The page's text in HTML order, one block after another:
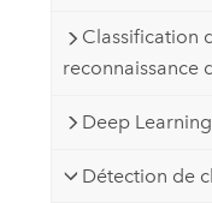
Créer
Classification
reconnaissance
Deep Learning
Détection de